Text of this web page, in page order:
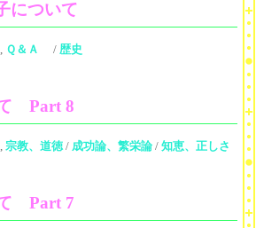
について
Ｑ＆Ａ / 歴史
Part 8
宗教、道徳/ 成功論、繁栄論 / 知恵、正しさ
Part 7